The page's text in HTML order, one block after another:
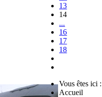
13
14
...
16
17
18
Vous êtes ici :
Accueil